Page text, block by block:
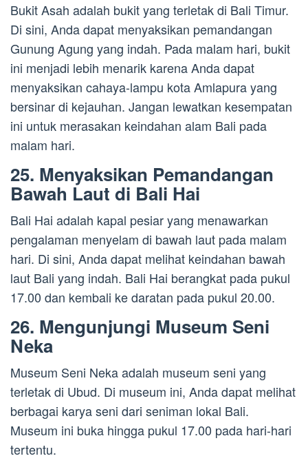
Bukit Asah adalah bukit yang terletak di Bali Timur.
Di sini, Anda dapat menyaksikan pemandangan
Gunung Agung yang indah. Pada malam hari, bukit
ini menjadi lebih menarik karena Anda dapat
menyaksikan cahaya-lampu kota Amlapura yang
bersinar di kejauhan. Jangan lewatkan kesempatan
ini untuk merasakan keindahan alam Bali pada
malam hari.
25. Menyaksikan Pemandangan
Bawah Laut di Bali Hai
Bali Hai adalah kapal pesiar yang menawarkan
pengalaman menyelam di bawah laut pada malam
hari. Di sini, Anda dapat melihat keindahan bawah
laut Bali yang indah. Bali Hai berangkat pada pukul
17.00 dan kembali ke daratan pada pukul 20.00.
26. Mengunjungi Museum Seni
Neka
Museum Seni Neka adalah museum seni yang
terletak di Ubud. Di museum ini, Anda dapat melihat
berbagai karya seni dari seniman lokal Bali.
Museum ini buka hingga pukul 17.00 pada hari-hari
tertentu.